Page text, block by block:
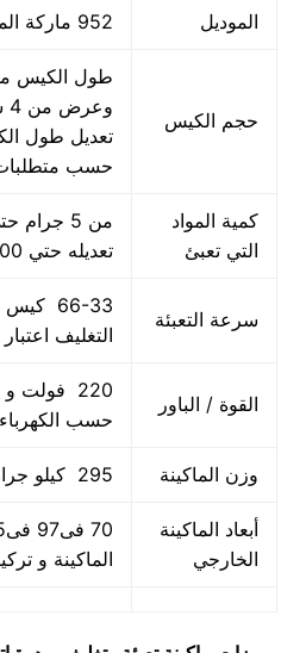
الموديل 952 ماركة المهندس منسي
حجم الكيس
تعديل طول
حسب
كمية المواد
التي تعبئ
تعديله حتي 500 جرام
سرعة التعبئة
66-33
التغليف
القوة / الباور
220
حسب الكهرباء
وزن الماكينة 295 كيلو جرام
أبعاد الماكينة
الخارجي
الماكينة و